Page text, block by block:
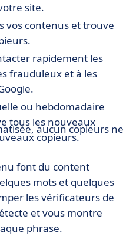
site.
vos contenus et trouve
rapidement les
frauduleux et à les
ou hebdomadaire
tous les nouveaux
copieurs.
aucun copieurs ne
font du content
mots et quelques
les vérificateurs de
et vous montre
phrase.